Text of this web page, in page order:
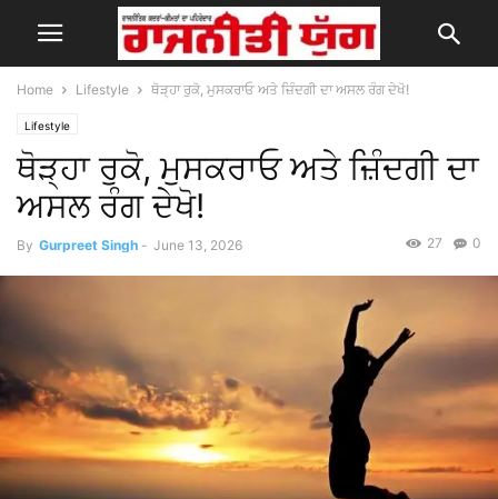
Home Lifestyle ਥੋੜ੍ਹਾ ਰੁਕੋ, ਮੁਸਕਰਾਓ ਅਤੇ ਜ਼ਿੰਦਗੀ ਦਾ ਅਸਲ ਰੰਗ ਦੇਖੋ!
Lifestyle
ਥੋੜ੍ਹਾ ਰੁਕੋ, ਮੁਸਕਰਾਓ ਅਤੇ ਜ਼ਿੰਦਗੀ ਦਾ
ਅਸਲ ਰੰਗ ਦੇਖੋ!
By Gurpreet Singh - June 13, 2026 0
27